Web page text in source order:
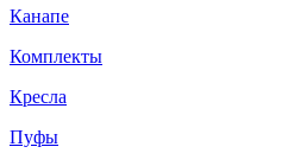
Канапе
Комплекты
Кресла
Пуфы